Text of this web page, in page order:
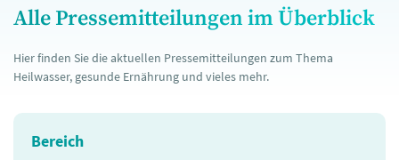
Alle Pressemitteilungen im Überblick
Hier finden Sie die aktuellen Pressemitteilungen zum Thema
Heilwasser, gesunde Ernährung und vieles mehr.
Bereich